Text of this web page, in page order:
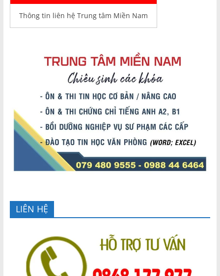
Thông tin liên hệ Trung tâm Miền Nam
LIÊN HỆ